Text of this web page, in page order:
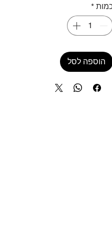
*
הוספה לסל